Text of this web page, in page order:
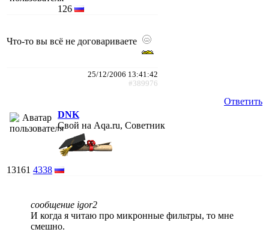
126
Что-то вы всё не договариваете
25/12/2006 13:41:42
#389976
Ответить
DNK
Свой на Aqa.ru, Советник
13161 4338
сообщение igor2
И когда я читаю про микронные фильтры, то мне
смешно.